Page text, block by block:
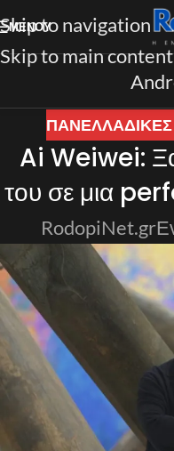
Skip to navigation
Skip to main content
ΜΕΝΟΎ
ΠΑΝΕΛΛΑΔΙΚΈΣ
Ai Weiwei:
του σε μια
RodopiNet.gr